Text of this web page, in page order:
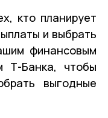
кто планирует
и выбрать
финансовым
Т-Банка, чтобы
выгодные